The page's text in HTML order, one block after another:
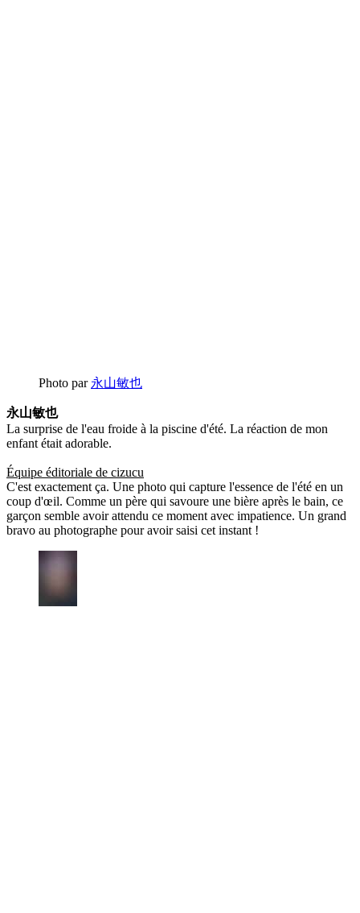
Photo par 永山敏也
永山敏也
La surprise de l'eau froide à la piscine d'été. La réaction de mon
enfant était adorable.
Équipe éditoriale de cizucu
C'est exactement ça. Une photo qui capture l'essence de l'été en un
coup d'œil. Comme un père qui savoure une bière après le bain, ce
garçon semble avoir attendu ce moment avec impatience. Un grand
bravo au photographe pour avoir saisi cet instant !